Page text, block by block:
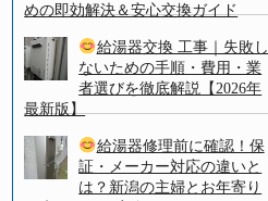
めの即効解決＆安心交換ガイド
給湯器交換 工事｜失敗し
ないための手順・費用・業
者選びを徹底解説【2026年
最新版】
給湯器修理前に確認！保
証・メーカー対応の違いと
は？新潟の主婦とお年寄り